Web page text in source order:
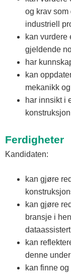
og krav
industriell
kan vurdere
gjeldende
har
kan
mekanikk
har innsikt i
Ferdigheter
Kandidaten:
kan gjøre
kan gjøre
bransje i
kan
denne
kan finne